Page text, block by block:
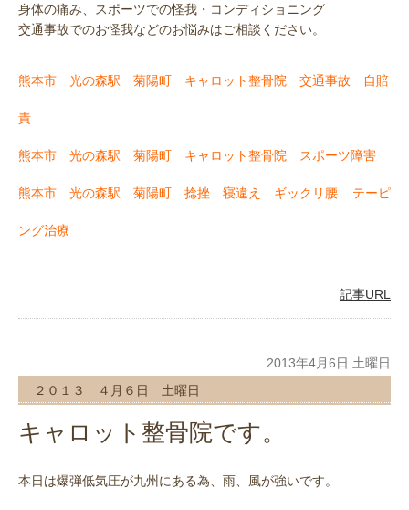
身体の痛み、スポーツでの怪我・コンディショニング
交通事故でのお怪我などのお悩みはご相談ください。
熊本市 光の森駅 菊陽町 キャロット整骨院 交通事故 自賠
責
熊本市 光の森駅 菊陽町 キャロット整骨院 スポーツ障害
熊本市 光の森駅 菊陽町 捻挫 寝違え ギックリ腰 テーピ
ング治療
記事URL
2013年4月6日 土曜日
２０１３ ４月６日 土曜日
キャロット整骨院です。
本日は爆弾低気圧が九州にある為、雨、風が強いです。